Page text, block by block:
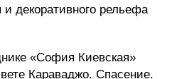
декоративного рельефа
«София Киевская»
Караваджо. Спасение.